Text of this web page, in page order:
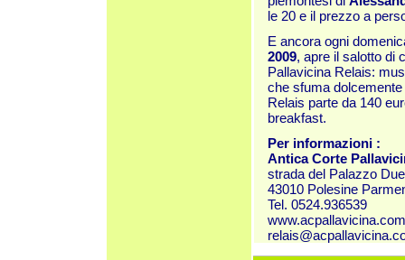
le 20 e il prezzo a
E ancora ogni
2009, apre il salotto di
Pallavicina Relais:
che sfuma
Relais parte da 140
breakfast.
Per informazioni :
Antica Corte
strada del Palazzo
43010 Polesine
Tel. 0524.936539